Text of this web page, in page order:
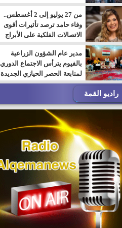
من 27 يوليو إلى 2 أغسطس..
وفاء حامد ترصد تأثيرات أقوى
الاتصالات الفلكية على الأبراج
مدير عام الشؤون الزراعية
بالفيوم يترأس الاجتماع الدوري
لمتابعة الحصر الحيازي الجديدة
راديو القمة